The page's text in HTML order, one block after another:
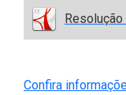
Confira